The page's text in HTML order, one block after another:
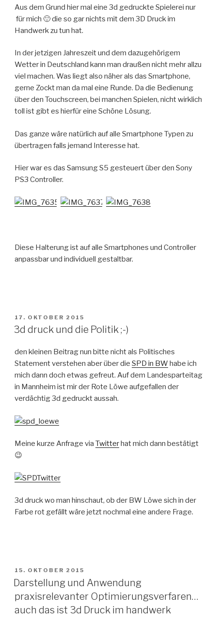
Aus dem Grund hier mal eine 3d gedruckte Spielerei nur
für mich 🙂 die so gar nichts mit dem 3D Druck im
Handwerk zu tun hat.
In der jetzigen Jahreszeit und dem dazugehörigem
Wetter in Deutschland kann man draußen nicht mehr allzu
viel machen. Was liegt also näher als das Smartphone,
gerne Zockt man da mal eine Runde. Da die Bedienung
über den Touchscreen, bei manchen Spielen, nicht wirklich
toll ist gibt es hierfür eine Schöne Lösung.
Das ganze wäre natürlich auf alle Smartphone Typen zu
übertragen falls jemand Interesse hat.
Hier war es das Samsung S5 gesteuert über den Sony
PS3 Controller.
Diese Halterung ist auf alle Smartphones und Controller
anpassbar und individuell gestaltbar.
VERÖFFENTLICHT
AM
17. OKTOBER 2015
3d druck und die Politik ;-)
den kleinen Beitrag nun bitte nicht als Politisches
Statement verstehen aber über die SPD in BW habe ich
mich dann doch etwas gefreut. Auf dem Landesparteitag
in Mannheim ist mir der Rote Löwe aufgefallen der
verdächtig 3d gedruckt aussah.
Meine kurze Anfrage via Twitterhat mich dann bestätigt
😉
3d druck wo man hinschaut, ob der BW Löwe sich in der
Farbe rot gefällt wäre jetzt nochmal eine andere Frage.
VERÖFFENTLICHT
AM
15. OKTOBER 2015
Darstellung und Anwendung
praxisrelevanter Optimierungsverfaren…
auch das ist 3d Druck im handwerk